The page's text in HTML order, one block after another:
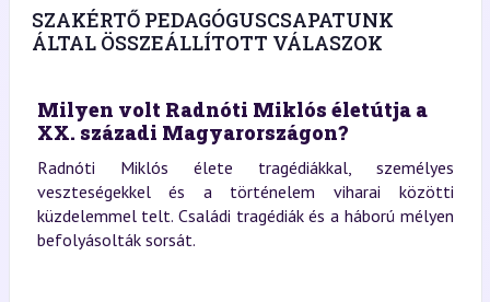
SZAKÉRTŐ PEDAGÓGUSCSAPATUNK
ÁLTAL ÖSSZEÁLLÍTOTT VÁLASZOK
Milyen volt Radnóti Miklós életútja a
XX. századi Magyarországon?
Radnóti Miklós élete tragédiákkal, személyes
veszteségekkel és a történelem viharai közötti
küzdelemmel telt. Családi tragédiák és a háború mélyen
befolyásolták sorsát.